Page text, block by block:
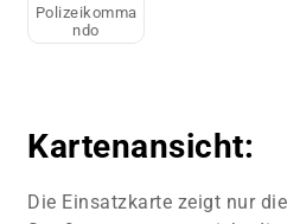
Polizeikomma
ndo
Kartenansicht:
Die Einsatzkarte zeigt nur